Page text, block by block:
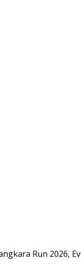
Run 2026,